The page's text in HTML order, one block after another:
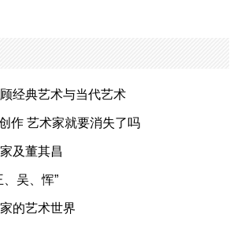
经典艺术与当代艺术
作 艺术家就要消失了吗
及董其昌
、吴、恽”
的艺术世界